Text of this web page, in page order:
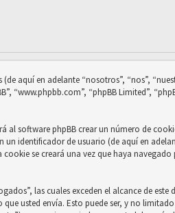
aquí en adelante “nosotros”, “nos”,
“www.phpbb.com”, “phpBB Limited”,
software phpBB crear un número de
identificador de usuario (de aquí en
se creará una vez que haya
las cuales exceden el alcance de
usted envía. Esto puede ser, y no